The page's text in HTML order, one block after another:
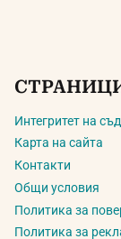
Интегритет на
Карта на сайта
Контакти
Общи условия
Политика за
Политика за